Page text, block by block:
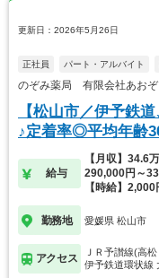
更新日：2026年5月26日
正社員 パート・アルバイト
のぞみ薬局 有限会社あおぞ
【松山市／伊予鉄
♪定着率◎平均年齢
給与
【月収】34.6
290,000円～
【時給】
勤務地 愛媛県 松山市
アクセス
ＪＲ予讃線(高
伊予鉄道環状線